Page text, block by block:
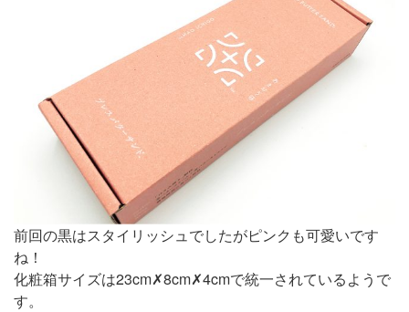
前回の黒はスタイリッシュでしたがピンクも可愛いです
ね！
化粧箱サイズは23cm✗8cm✗4cmで統一されているようで
す。